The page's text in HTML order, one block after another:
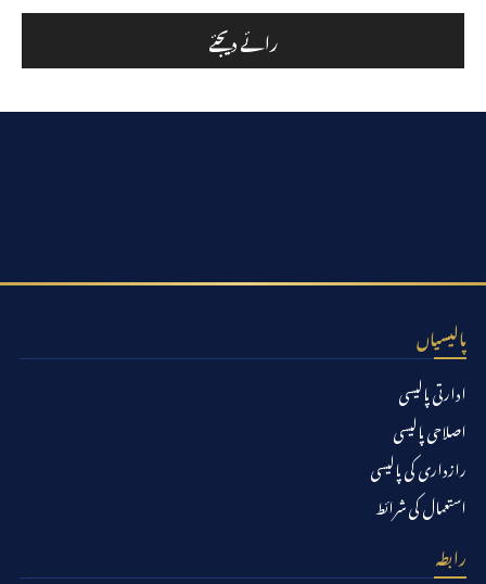
پالیسیاں
ادارتی پالیسی
اصلاحی پالیسی
رازداری کی پالیسی
استعمال کی شرائط
رابطہ